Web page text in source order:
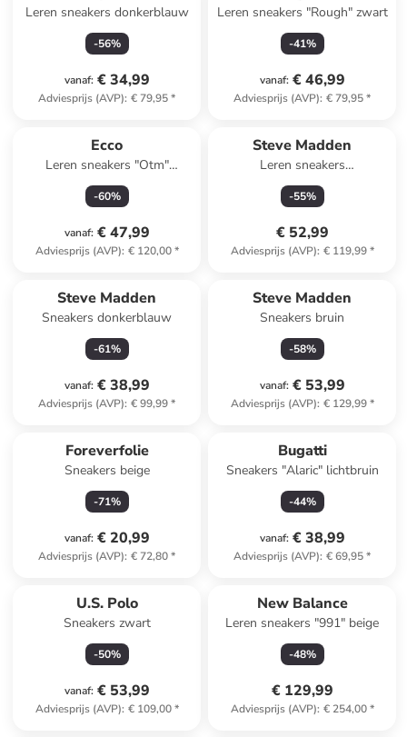
Leren sneakers donkerblauw
-56%
vanaf: € 34,99
Adviesprijs (AVP): € 79,95*
Leren sneakers "Rough" zwart
-41%
vanaf: € 46,99
Adviesprijs (AVP): € 79,95*
Ecco
Leren sneakers "Otm"
lichtroze/wit/beige
-60%
vanaf: € 47,99
Adviesprijs (AVP): € 120,00*
Steve Madden
Leren sneakers
lichtbruin/bruin
-55%
€ 52,99
Adviesprijs (AVP): € 119,99*
Steve Madden
Sneakers donkerblauw
-61%
vanaf: € 38,99
Adviesprijs (AVP): € 99,99*
Steve Madden
Sneakers bruin
-58%
vanaf: € 53,99
Adviesprijs (AVP): € 129,99*
Foreverfolie
Sneakers beige
-71%
vanaf: € 20,99
Adviesprijs (AVP): € 72,80*
Bugatti
Sneakers "Alaric" lichtbruin
-44%
vanaf: € 38,99
Adviesprijs (AVP): € 69,95*
U.S. Polo
Sneakers zwart
-50%
vanaf: € 53,99
Adviesprijs (AVP): € 109,00*
New Balance
Leren sneakers "991" beige
-48%
€ 129,99
Adviesprijs (AVP): € 254,00*